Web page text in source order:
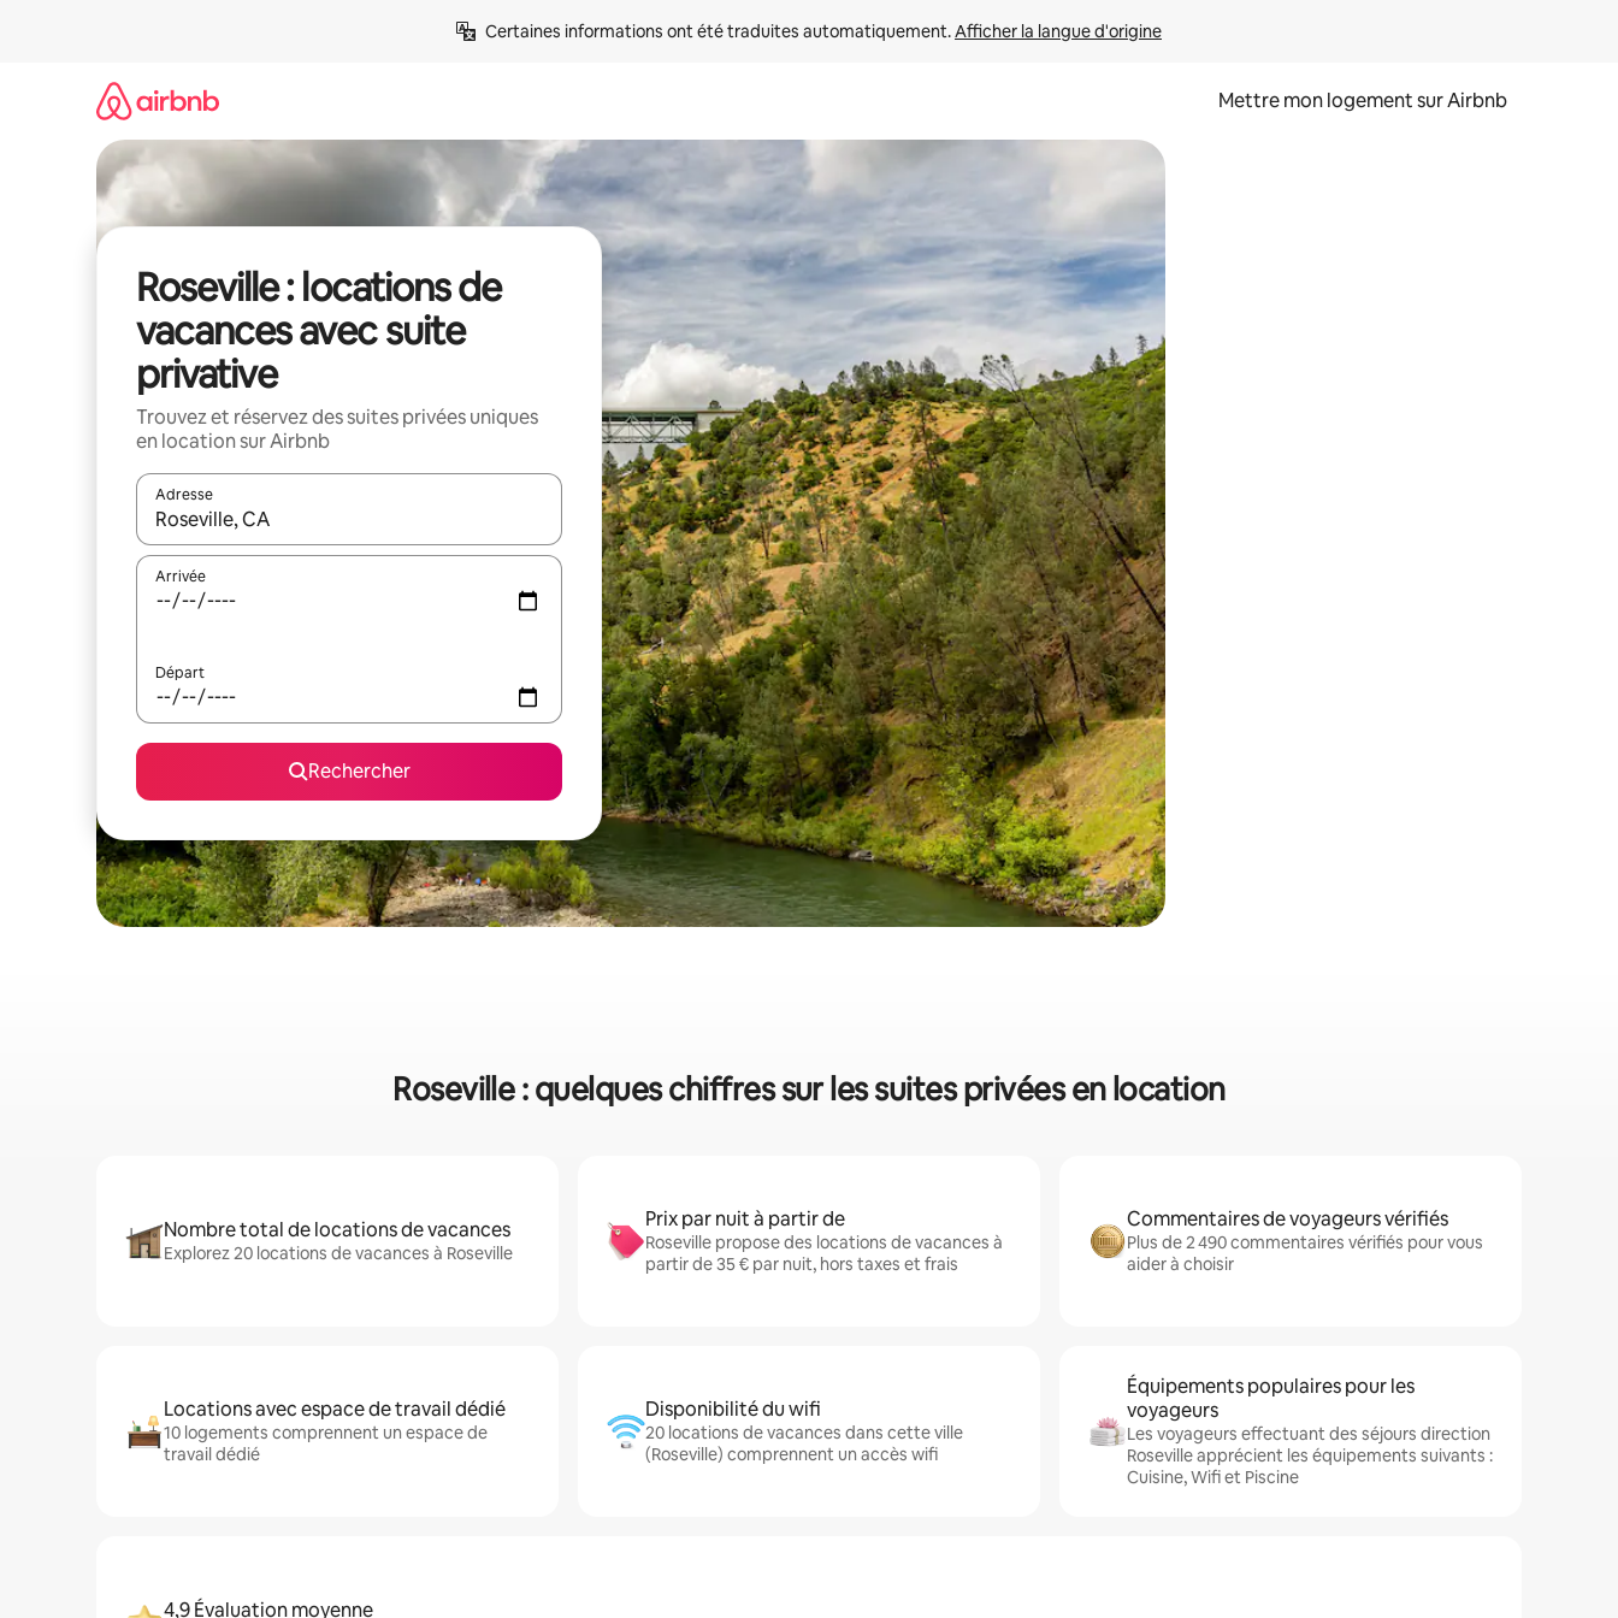
Certaines informations ont été traduites automatiquement. Afficher la langue d'origine
Mettre mon logement sur Airbnb
Roseville : locations de
vacances avec suite
privative
Trouvez et réservez des suites privées uniques
en location sur Airbnb
Adresse
Lorsque les résultats s'affichent, utilisez les flèches vers le haut et vers le bas pour les parcourir ou en appuyant et en faisant glisser.
Arrivée
Départ
Rechercher
Roseville : quelques chiffres sur les suites privées en location
Nombre total de locations de vacances
Explorez 20 locations de vacances à Roseville
Prix par nuit à partir de
Roseville propose des locations de vacances à
partir de 35 € par nuit, hors taxes et frais
Commentaires de voyageurs vérifiés
Plus de 2 490 commentaires vérifiés pour vous
aider à choisir
Locations avec espace de travail dédié
10 logements comprennent un espace de
travail dédié
Disponibilité du wifi
20 locations de vacances dans cette ville
(Roseville) comprennent un accès wifi
Équipements populaires pour les
voyageurs
Les voyageurs effectuant des séjours direction
Roseville apprécient les équipements suivants :
Cuisine, Wifi et Piscine
4,9 Évaluation moyenne